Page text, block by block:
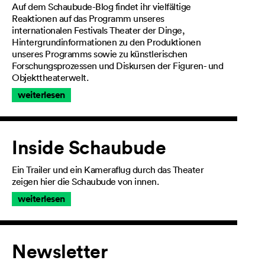
Auf dem Schaubude-Blog findet ihr vielfältige
Reaktionen auf das Programm unseres
internationalen Festivals Theater der Dinge,
Hintergrundinformationen zu den Produktionen
unseres Programms sowie zu künstlerischen
Forschungsprozessen und Diskursen der Figuren- und
Objekttheaterwelt.
weiterlesen
Inside Schaubude
Ein Trailer und ein Kameraflug durch das Theater
zeigen hier die Schaubude von innen.
weiterlesen
Newsletter